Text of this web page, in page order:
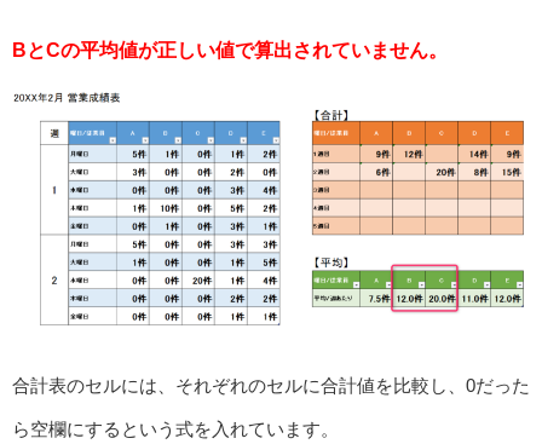
BとCの平均値が正しい値で算出されていません。
合計表のセルには、それぞれのセルに合計値を比較し、0だった
ら空欄にするという式を入れています。